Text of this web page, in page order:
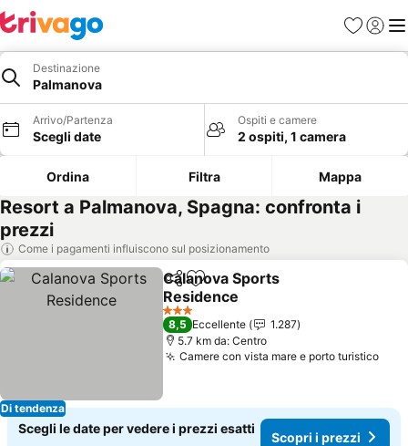
PreferitiAccedi
Destinazione
Palmanova
Arrivo/Partenza
Scegli date
Ospiti e camere
2 ospiti, 1 camera
Ordina Filtra Mappa
Resort a Palmanova, Spagna: confronta i
prezzi
Come i pagamenti influiscono sul posizionamento
Di tendenza
CondividiAggiungi ai preferiti
Calanova Sports
Residence
3 Stelle
8,5 Eccellente
1.287
5.7 km da: Centro
Camere con vista mare e porto turistico
Scegli le date per vedere i prezzi esatti
Scopri i prezzi